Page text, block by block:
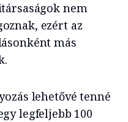
nem
ezért az
más
lehetővé tenné
legfeljebb 100